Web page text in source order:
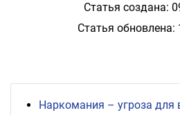
Статья создана:
Статья обновлена:
Наркомания – угроза для